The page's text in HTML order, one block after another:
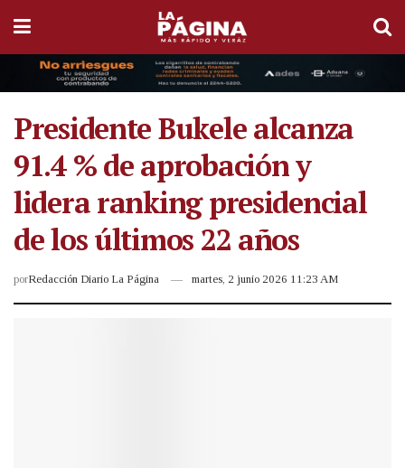
Presidente Bukele alcanza
91.4 % de aprobación y
lidera ranking presidencial
de los últimos 22 años
porRedacción Diario La Página martes, 2 junio 2026 11:23 AM